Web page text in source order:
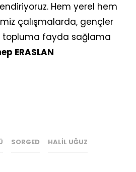
Hem yerel hem
çalışmalarda, gençler
topluma fayda sağlama
ERASLAN
SORGED HALIL UĞUZ